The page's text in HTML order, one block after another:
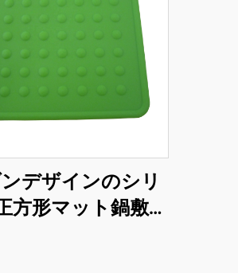
デザインのシリ
方形マット鍋敷き